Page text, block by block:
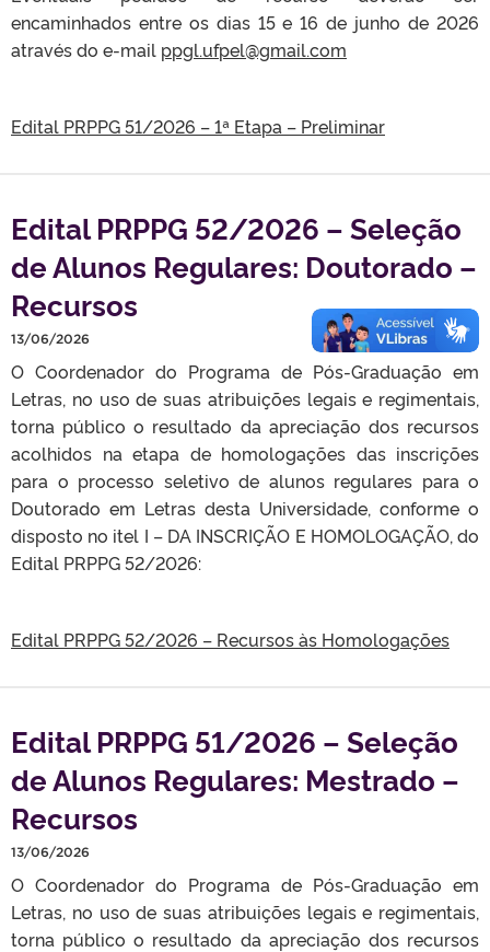
encaminhados entre os dias 15 e 16 de junho de 2026
através do e-mail ppgl.ufpel@gmail.com
Edital PRPPG 51/2026 – 1ª Etapa – Preliminar
Edital PRPPG 52/2026 – Seleção
de Alunos Regulares: Doutorado –
Recursos
13/06/2026
O Coordenador do Programa de Pós-Graduação em
Letras, no uso de suas atribuições legais e regimentais,
torna público o resultado da apreciação dos recursos
acolhidos na etapa de homologações das inscrições
para o processo seletivo de alunos regulares para o
Doutorado em Letras desta Universidade, conforme o
disposto no itel I – DA INSCRIÇÃO E HOMOLOGAÇÃO, do
Edital PRPPG 52/2026:
Edital PRPPG 52/2026 – Recursos às Homologações
Edital PRPPG 51/2026 – Seleção
de Alunos Regulares: Mestrado –
Recursos
13/06/2026
O Coordenador do Programa de Pós-Graduação em
Letras, no uso de suas atribuições legais e regimentais,
torna público o resultado da apreciação dos recursos